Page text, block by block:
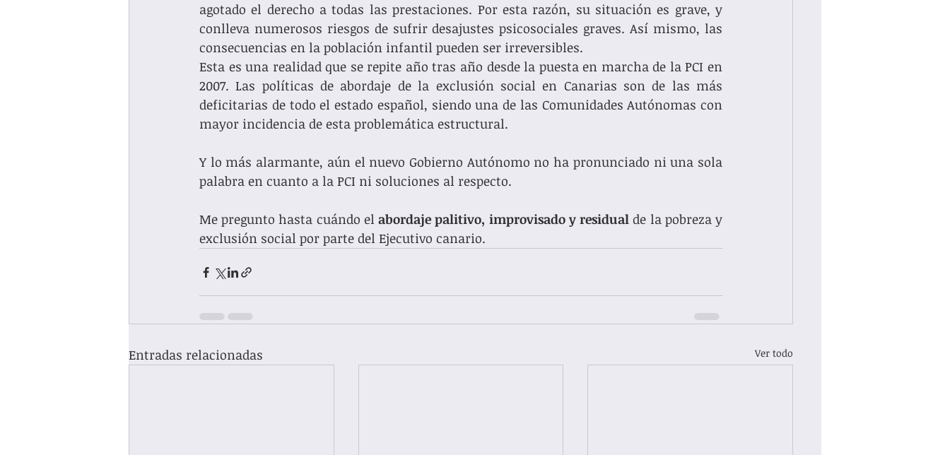
agotado el derecho a todas las prestaciones. Por esta razón, su situación es grave, y
conlleva numerosos riesgos de sufrir desajustes psicosociales graves. Así mismo, las
consecuencias en la población infantil pueden ser irreversibles.
Esta es una realidad que se repite año tras año desde la puesta en marcha de la PCI en
2007. Las políticas de abordaje de la exclusión social en Canarias son de las más
deficitarias de todo el estado español, siendo una de las Comunidades Autónomas con
mayor incidencia de esta problemática estructural.
Y lo más alarmante, aún el nuevo Gobierno Autónomo no ha pronunciado ni una sola
palabra en cuanto a la PCI ni soluciones al respecto.
Me pregunto hasta cuándo el abordaje palitivo, improvisado y residual de la pobreza y
exclusión social por parte del Ejecutivo canario.
Entradas relacionadas Ver todo